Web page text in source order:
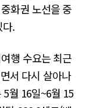
화권 노선을 중
다.
행 수요는 최근
서 다시 살아나
5월 16일~6월 15